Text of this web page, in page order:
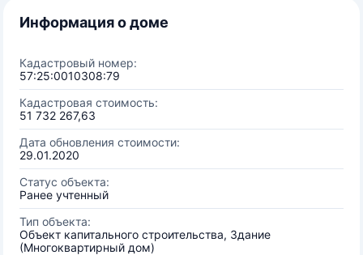
Информация о доме
Кадастровый номер:
57:25:0010308:79
Кадастровая стоимость:
51 732 267,63
Дата обновления стоимости:
29.01.2020
Статус объекта:
Ранее учтенный
Тип объекта:
Объект капитального строительства, Здание
(Многоквартирный дом)